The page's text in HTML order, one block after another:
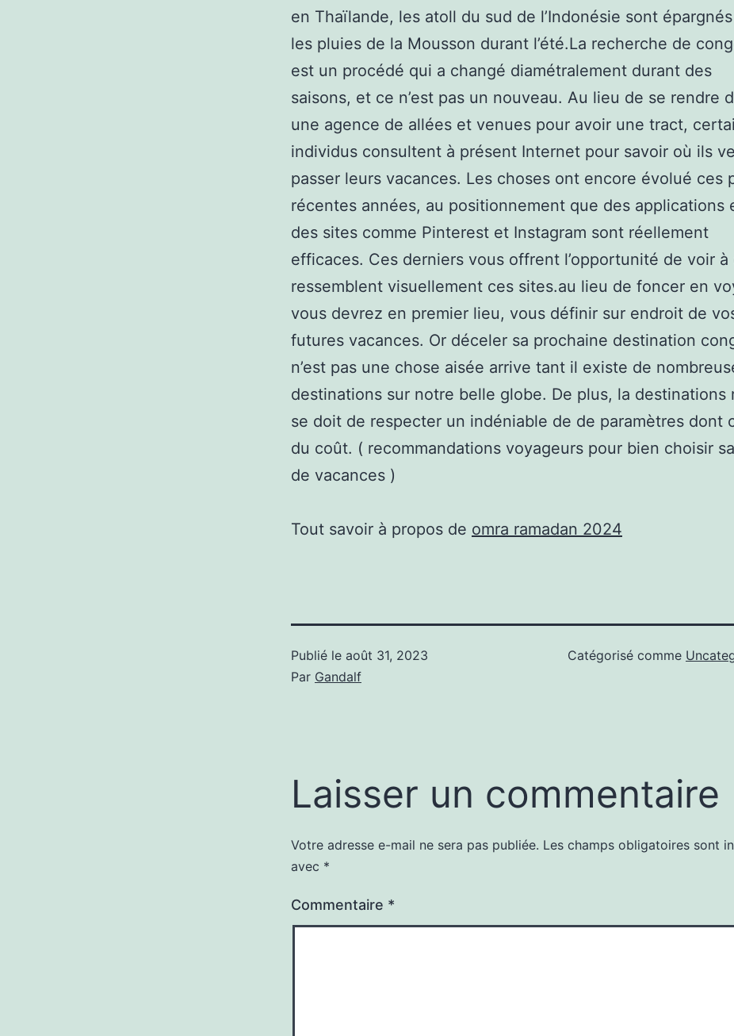
en Thaïlande, les atoll du sud de l’Indonésie sont
les pluies de la Mousson durant l’été.La recherche de
est un procédé qui a changé diamétralement durant des
saisons, et ce n’est pas un nouveau. Au lieu de se rendre
une agence de allées et venues pour avoir une tract,
individus consultent à présent Internet pour savoir où ils
passer leurs vacances. Les choses ont encore évolué ces
récentes années, au positionnement que des applications
des sites comme Pinterest et Instagram sont réellement
efficaces. Ces derniers vous offrent l’opportunité de voir à
ressemblent visuellement ces sites.au lieu de foncer en
vous devrez en premier lieu, vous définir sur endroit de
futures vacances. Or déceler sa prochaine destination
n’est pas une chose aisée arrive tant il existe de
destinations sur notre belle globe. De plus, la destinations
se doit de respecter un indéniable de de paramètres dont
du coût. ( recommandations voyageurs pour bien choisir
de vacances )
Tout savoir à propos de omra ramadan 2024
Publié le août 31, 2023
Par Gandalf
Catégorisé comme
Laisser un commentaire
Votre adresse e-mail ne sera pas publiée. Les champs obligatoires sont
avec *
Commentaire *